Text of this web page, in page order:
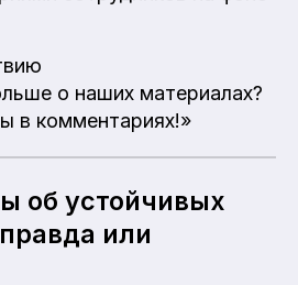
о наших материалах?
в комментариях!»
об устойчивых
или